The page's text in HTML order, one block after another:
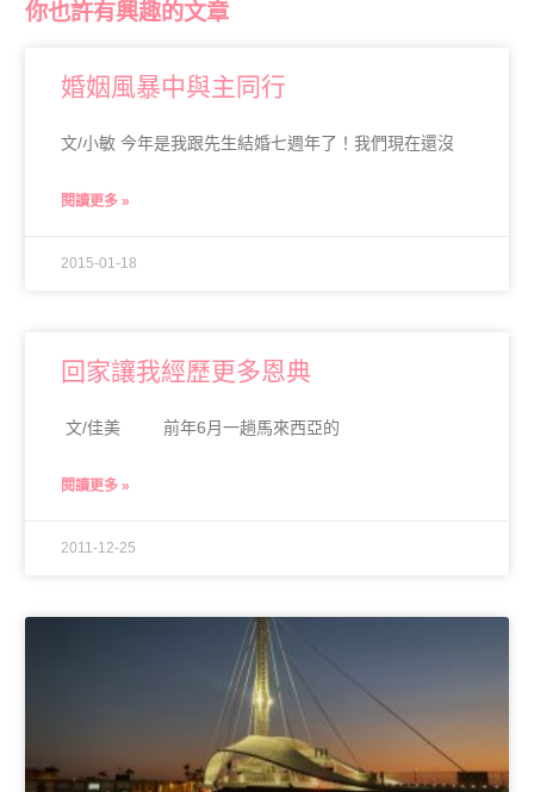
你也許有興趣的文章
婚姻風暴中與主同行
文/小敏 今年是我跟先生結婚七週年了！我們現在還沒
閱讀更多 »
2015-01-18
回家讓我經歷更多恩典
文/佳美 前年6月一趟馬來西亞的
閱讀更多 »
2011-12-25